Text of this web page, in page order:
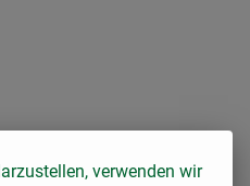
verwenden wir